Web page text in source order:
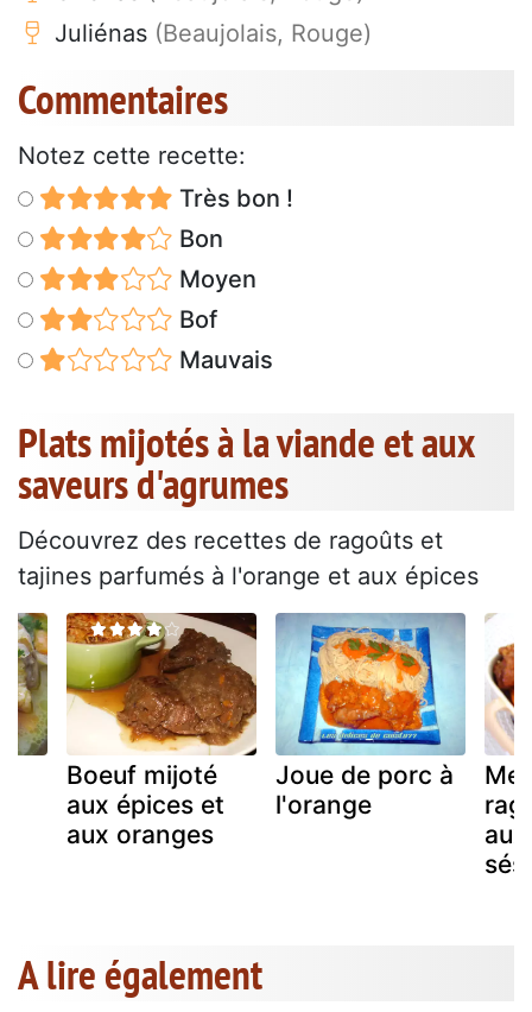
Juliénas (Beaujolais, Rouge)
Commentaires
Notez cette recette:
Très bon !
Bon
Moyen
Bof
Mauvais
Plats mijotés à la viande et aux
saveurs d'agrumes
Découvrez des recettes de ragoûts et
tajines parfumés à l'orange et aux épices
Boeuf mijoté
aux épices et
aux oranges
Joue de porc à
l'orange
A lire également